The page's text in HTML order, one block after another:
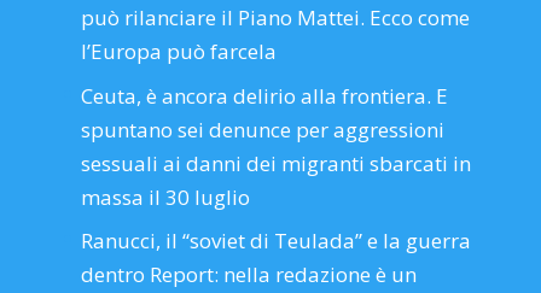
può rilanciare il Piano Mattei. Ecco come
l’Europa può farcela
Ceuta, è ancora delirio alla frontiera. E
spuntano sei denunce per aggressioni
sessuali ai danni dei migranti sbarcati in
massa il 30 luglio
Ranucci, il “soviet di Teulada” e la guerra
dentro Report: nella redazione è un